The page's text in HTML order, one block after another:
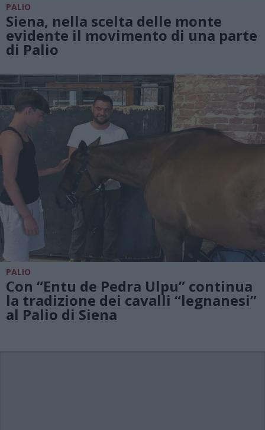
PALIO
Siena, nella scelta delle monte
evidente il movimento di una parte
di Palio
PALIO
Con “Entu de Pedra Ulpu” continua
la tradizione dei cavalli “legnanesi”
al Palio di Siena